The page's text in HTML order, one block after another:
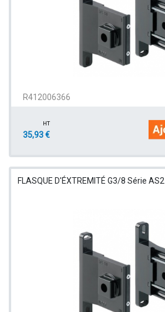
R412006366
HT
35,93 €
FLASQUE D'ÉXTREMITÉ G3/8 Série AS2